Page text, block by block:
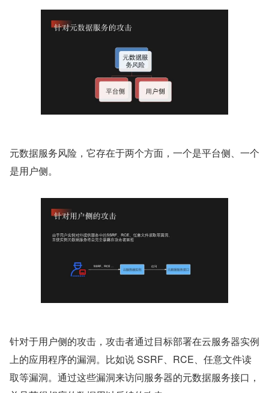
元数据服务风险，它存在于两个方面，一个是平台侧、一个
是用户侧。
针对于用户侧的攻击，攻击者通过目标部署在云服务器实例
上的应用程序的漏洞。比如说 SSRF、RCE、任意文件读
取等漏洞。通过这些漏洞来访问服务器的元数据服务接口，